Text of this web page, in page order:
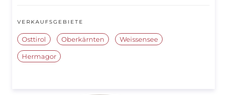
VERKAUFSGEBIETE
Osttirol Oberkärnten Weissensee
Hermagor